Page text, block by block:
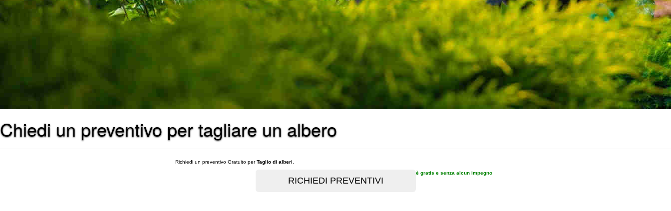
Chiedi un preventivo per tagliare un albero
Richiedi un preventivo Gratuito perTaglio di alberi
è gratis e senza alcun impegno